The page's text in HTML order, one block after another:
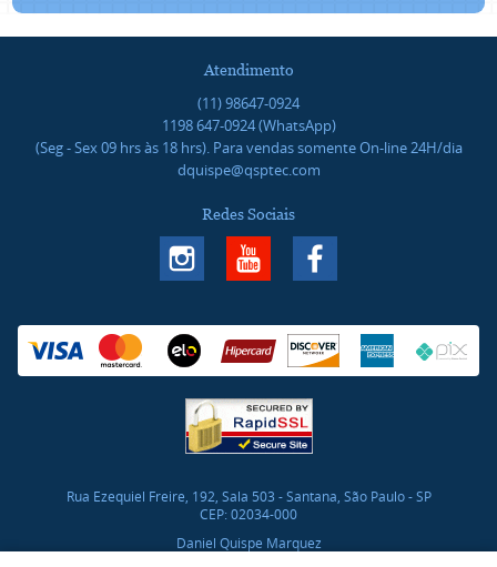
Atendimento
(11)98647-0924
1198647-0924(WhatsApp)
(Seg - Sex 09 hrs às 18 hrs). Para vendas somente On-line 24H/dia
dquispe@qsptec.com
Redes Sociais
Rua Ezequiel Freire, 192, Sala 503 -Santana, São Paulo-SP
CEP: 02034-000
Daniel Quispe Marquez